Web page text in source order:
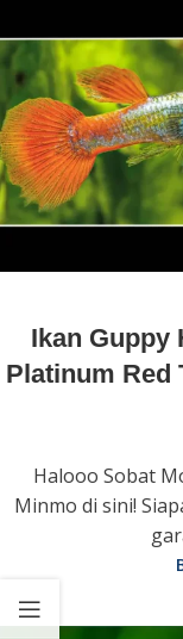
Ikan Guppy
Platinum Red
Halooo Sobat
Minmo di sini!